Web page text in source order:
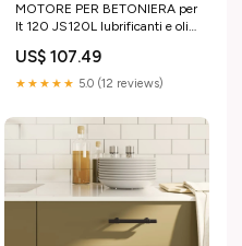
MOTORE PER BETONIERA per
lt 120 JS120L lubrificanti e oli
US$ 107.49
★★★★★ 5.0 (12 reviews)